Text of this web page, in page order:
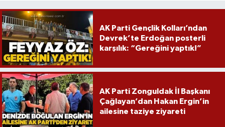
AK Parti Gençlik Kolları’ndan
Devrek’te Erdoğan posterli
karşılık: “Gereğini yaptık!”
AK Parti Zonguldak İl Başkanı
Çağlayan’dan Hakan Ergin’in
ailesine taziye ziyareti
Yaşam